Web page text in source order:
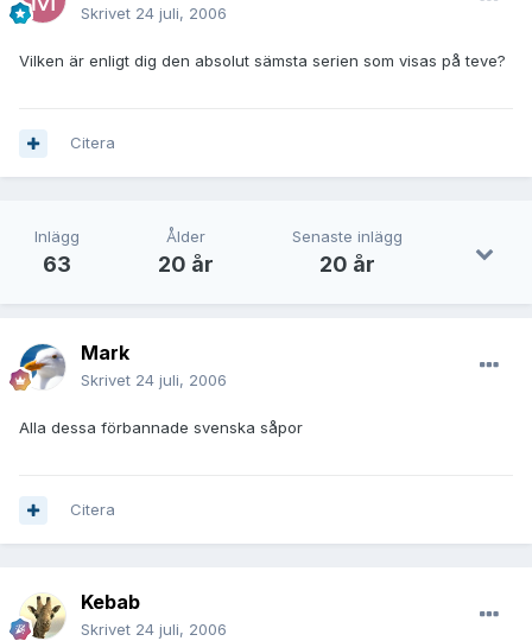
Skrivet 24 juli, 2006
Vilken är enligt dig den absolut sämsta serien som visas på teve?
Citera
Inlägg
63
Ålder
20 år
Senaste inlägg
20 år
Mark
Skrivet 24 juli, 2006
Alla dessa förbannade svenska såpor
Citera
Kebab
Skrivet 24 juli, 2006